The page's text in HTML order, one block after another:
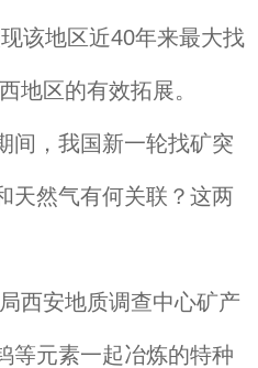
该地区近40年来最大找
地区的有效拓展。
间，我国新一轮找矿突
天然气有何关联？这两
西安地质调查中心矿产
等元素一起冶炼的特种